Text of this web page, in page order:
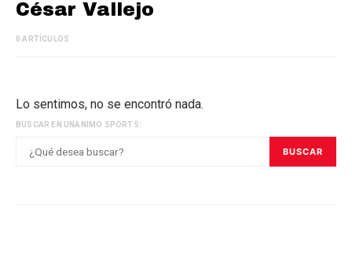
César Vallejo
0 ARTÍCULOS
Lo sentimos, no se encontró nada.
BUSCAR EN UNANIMO SPORTS:
BUSCAR